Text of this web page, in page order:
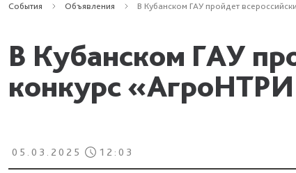
События Объявления В Кубанском ГАУ пройдет
В Кубанском ГАУ
конкурс
05.03.2025 12:03